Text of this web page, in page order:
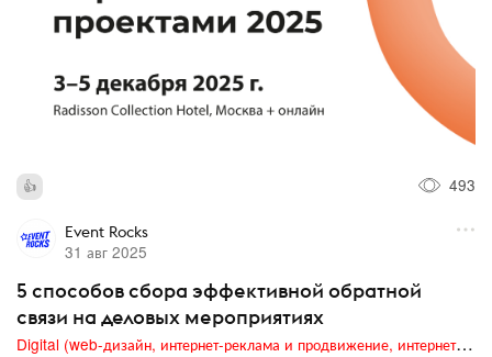
493
Event Rocks
31 авг 2025
5 способов сбора эффективной обратной
связи на деловых мероприятиях
Digital (web-дизайн, интернет-реклама и продвижение, интернет-сообщества и блоги, интернет-коммуникации, мобильный маркетинг, реклама на цифровых экранах)